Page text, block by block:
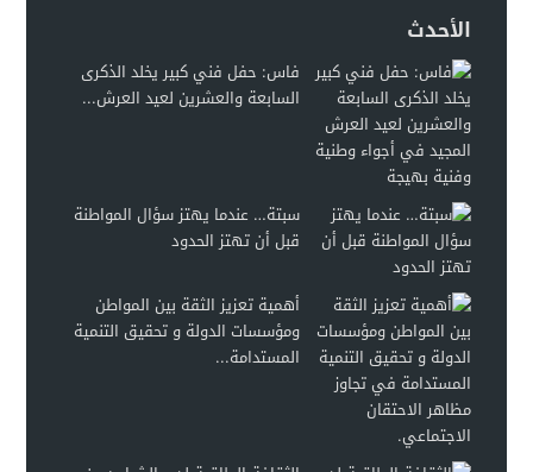
الأحدث
فاس: حفل فني كبير يخلد الذكرى
السابعة والعشرين لعيد العرش...
سبتة… عندما يهتز سؤال المواطنة
قبل أن تهتز الحدود
أهمية تعزيز الثقة بين المواطن
ومؤسسات الدولة و تحقيق التنمية
المستدامة...